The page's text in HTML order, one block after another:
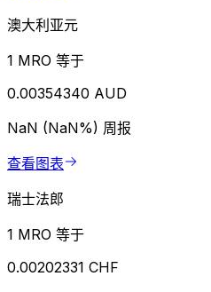
澳大利亚元
1 MRO 等于
0.00354340 AUD
NaN (NaN%) 周报
查看图表
瑞士法郎
1 MRO 等于
0.00202331 CHF